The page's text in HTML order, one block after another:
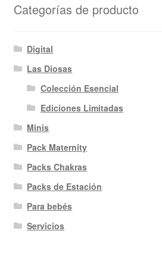
Categorías de producto
Digital
Las Diosas
Colección Esencial
Ediciones Limitadas
Minis
Pack Maternity
Packs Chakras
Packs de Estación
Para bebés
Servicios